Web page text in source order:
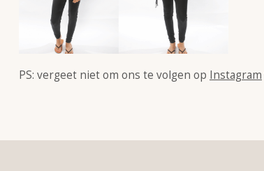
PS: vergeet niet om ons te volgen op Instagram